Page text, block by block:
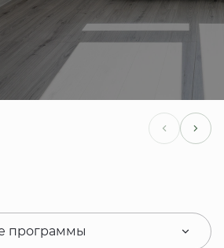
программы